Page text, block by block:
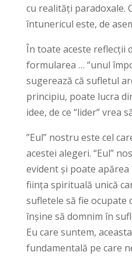
cu realități paradoxale.
întunericul este, de
În toate aceste reflecții
formularea … “unul
sugerează că sufletul
principiu, poate lucra
idee, de ce “lider” vrea
”Eul” nostru este cel
acestei alegeri. “Eul”
evident și poate
ființa spirituală unică
sufletele să fie ocupate
înșine să domnim în
Eu care suntem,
fundamentală pe care